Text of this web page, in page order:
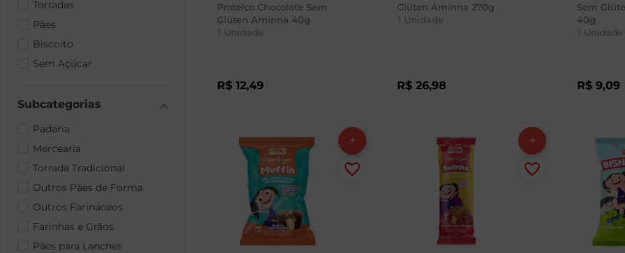
Torradas
Pães
Biscoito
Sem Açúcar
Padaria
Mercearia
Torrada Tradicional
Outros Pães de Forma
Outros Farináceos
Farinhas e Grãos
Pães para Lanches
Proteico Chocolate Sem
Glúten Aminna 40g
1 Unidade
R$ 12,49
Glúten Aminna 270g
1 Unidade
R$ 26,98
Sem
40g
1 Unidade
R$ 9,09